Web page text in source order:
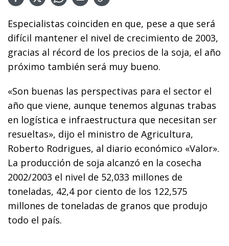
Especialistas coinciden en que, pese a que será
difícil mantener el nivel de crecimiento de 2003,
gracias al récord de los precios de la soja, el año
próximo también será muy bueno.
«Son buenas las perspectivas para el sector el
año que viene, aunque tenemos algunas trabas
en logística e infraestructura que necesitan ser
resueltas», dijo el ministro de Agricultura,
Roberto Rodrigues, al diario económico «Valor».
La producción de soja alcanzó en la cosecha
2002/2003 el nivel de 52,033 millones de
toneladas, 42,4 por ciento de los 122,575
millones de toneladas de granos que produjo
todo el país.